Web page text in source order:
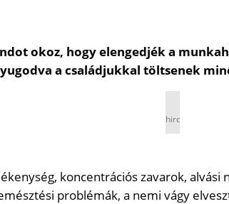
okoz, hogy elengedjék a
a családjukkal töltsenek
hirdetés
koncentrációs zavarok, alvási
problémák, a nemi vágy